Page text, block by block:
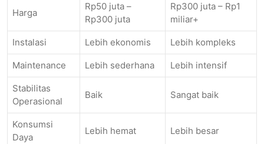
Harga
Rp50 juta –
Rp300 juta
Rp300 juta – Rp1
miliar+
Instalasi Lebih ekonomis Lebih kompleks
Maintenance Lebih sederhana Lebih intensif
Stabilitas
Operasional
Baik Sangat baik
Konsumsi
Daya
Lebih hemat Lebih besar